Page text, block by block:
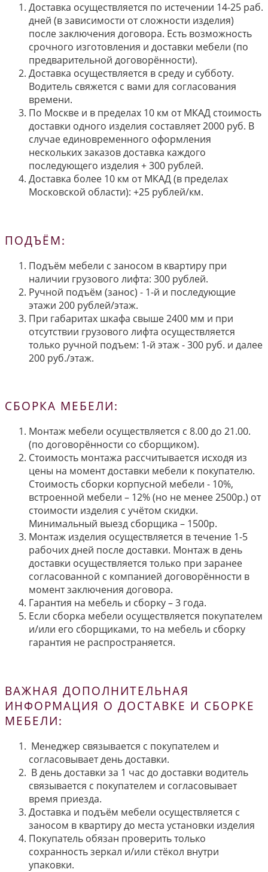
Доставка осуществляется по истечении 14-25 раб.
дней (в зависимости от сложности изделия)
после заключения договора. Есть возможность
срочного изготовления и доставки мебели (по
предварительной договорённости).
Доставка осуществляется в среду и субботу.
Водитель свяжется с вами для согласования
времени.
По Москве и в пределах 10 км от МКАД стоимость
доставки одного изделия составляет 2000 руб. В
случае единовременного оформления
нескольких заказов доставка каждого
последующего изделия + 300 рублей.
Доставка более 10 км от МКАД (в пределах
Московской области): +25 рублей/км.
ПОДЪЁМ:
Подъём мебели с заносом в квартиру при
наличии грузового лифта: 300 рублей.
Ручной подъём (занос) - 1-й и последующие
этажи 200 рублей/этаж.
При габаритах шкафа свыше 2400 мм и при
отсутствии грузового лифта осуществляется
только ручной подъем: 1-й этаж - 300 руб. и далее
200 руб./этаж.
СБОРКА МЕБЕЛИ:
Монтаж мебели осуществляется с 8.00 до 21.00.
(по договорённости со сборщиком).
Стоимость монтажа рассчитывается исходя из
цены на момент доставки мебели к покупателю.
Стоимость сборки корпусной мебели - 10%,
встроенной мебели – 12% (но не менее 2500р.) от
стоимости изделия с учётом скидки.
Минимальный выезд сборщика – 1500р.
Монтаж изделия осуществляется в течение 1-5
рабочих дней после доставки. Монтаж в день
доставки осуществляется только при заранее
согласованной с компанией договорённости в
момент заключения договора.
Гарантия на мебель и сборку – 3 года.
Если сборка мебели осуществляется покупателем
и/или его сборщиками, то на мебель и сборку
гарантия не распространяется.
ВАЖНАЯ ДОПОЛНИТЕЛЬНАЯ
ИНФОРМАЦИЯ О ДОСТАВКЕ И СБОРКЕ
МЕБЕЛИ:
Менеджер связывается с покупателем и
согласовывает день доставки.
В день доставки за 1 час до доставки водитель
связывается с покупателем и согласовывает
время приезда.
Доставка и подъём мебели осуществляется с
заносом в квартиру до места установки изделия
Покупатель обязан проверить только
сохранность зеркал и/или стёкол внутри
упаковки.